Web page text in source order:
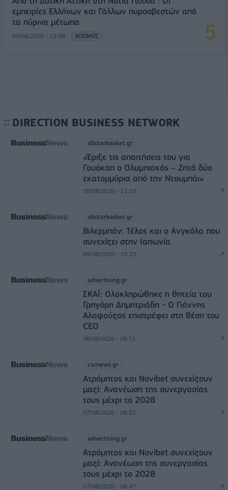
εμπειρίες Ελλήνων και Γάλλων πυροσβεστών από
τα πύρινα μέτωπα
09/08/2026 - 12:08 ΚΟΣΜΟΣ
DIRECTION BUSINESS NETWORK
allstarbasket.gr
«Έριξε τις απαιτήσεις του για
Γουόκαπ ο Ολυμπιακός – Ζητά δύο
εκατομμύρια από την Ντουμπάι»
09/08/2026 - 11:10
allstarbasket.gr
Βιλερμπάν: Τέλος και ο Ανγκόλα που
συνεχίζει στην Ιαπωνία
09/08/2026 - 10:20
advertising.gr
ΣΚΑΪ: Ολοκληρώθηκε η θητεία του
Γρηγόρη Δημητριάδη - Ο Γιάννης
Αλαφούζος επιστρέφει στη θέση του
CEO
08/08/2026 - 06:51
csrnews.gr
Ατρόμητος και Novibet συνεχίζουν
μαζί: Ανανέωση της συνεργασίας
τους μέχρι το 2028
07/08/2026 - 08:52
advertising.gr
Ατρόμητος και Novibet συνεχίζουν
μαζί: Ανανέωση της συνεργασίας
τους μέχρι το 2028
07/08/2026 - 08:47